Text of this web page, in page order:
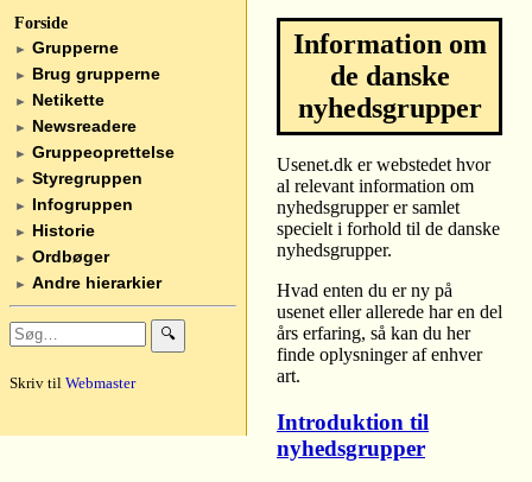
Forside
► Grupperne
► Brug grupperne
► Netikette
► Newsreadere
► Gruppeoprettelse
► Styregruppen
► Infogruppen
► Historie
► Ordbøger
► Andre hierarkier
🔍
Skriv til Webmaster
Information om
de danske
nyhedsgrupper
Usenet.dk er webstedet hvor
al relevant information om
nyhedsgrupper er samlet
specielt i forhold til de danske
nyhedsgrupper.
Hvad enten du er ny på
usenet eller allerede har en del
års erfaring, så kan du her
finde oplysninger af enhver
art.
Introduktion til
nyhedsgrupper